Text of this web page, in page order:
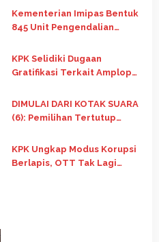
Kementerian Imipas Bentuk
845 Unit Pengendalian
Integritas
KPK Selidiki Dugaan
Gratifikasi Terkait Amplop
DIMULAI DARI KOTAK SUARA
(6): Pemilihan Tertutup
KPK Ungkap Modus Korupsi
Berlapis, OTT Tak Lagi